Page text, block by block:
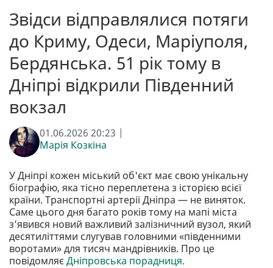
Звідси відправлялися потяги
до Криму, Одеси, Маріуполя,
Бердянська. 51 рік тому в
Дніпрі відкрили Південний
вокзал
01.06.2026 20:23 |
Марія Козкіна
У Дніпрі кожен міський об'єкт має свою унікальну
біографію, яка тісно переплетена з історією всієї
країни. Транспортні артерії Дніпра — не виняток.
Саме цього дня багато років тому на мапі міста
з’явився новий важливий залізничний вузол, який
десятиліттями слугував головними «південними
воротами» для тисяч мандрівників. Про це
повідомляєДніпровська порадниця.